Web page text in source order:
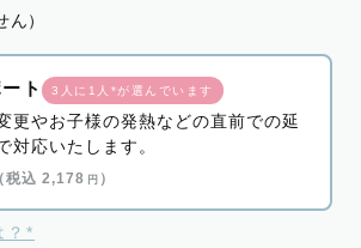
）
ト 3人に1人*が選んでいます
更やお子様の発熱などの直前での延
対応いたします。
（税込 2,178 円 ）
？*